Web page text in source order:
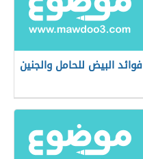
فوائد البيض للحامل والجنين